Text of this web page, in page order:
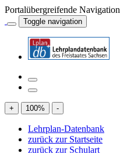
Portalübergreifende Navigation
Toggle navigation
+ 100% -
Lehrplan-Datenbank
zurück zur Startseite
zurück zur Schulart